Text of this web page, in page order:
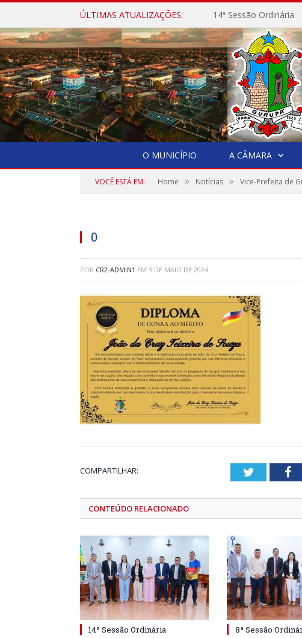
ÚLTIMAS ATUALIZAÇÕES: 14ª Sessão Ordinária
O MUNICÍPIO A CÂMARA
VOCÊ ESTÁ EM: Home » Notícias » Vice-Prefeita de
0
POR CR2-ADMIN1 EM 3 DE MAIO DE 2024
COMPARTILHAR: Twitter
CONTEÚDO RELACIONADO
14ª Sessão Ordinária 8ª Sessão